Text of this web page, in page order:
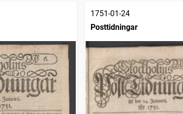
1751-01-24
Posttidningar